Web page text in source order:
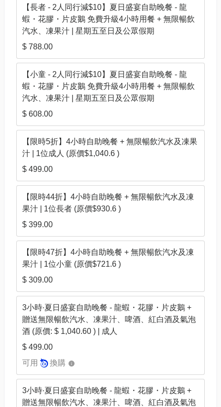
【長者 - 2人同行減$10】夏日盛宴自助晚餐 - 龍
蝦・花膠・片皮鵝 免費升級4小時用餐 + 無限暢飲
汽水、凍果汁 | 星期五至日及公眾假期
$ 788.00
【小童 - 2人同行減$10】夏日盛宴自助晚餐 - 龍
蝦・花膠・片皮鵝 免費升級4小時用餐 + 無限暢飲
汽水、凍果汁 | 星期五至日及公眾假期
$ 608.00
【限時5折】4小時自助晚餐 + 無限暢飲汽水及凍果
汁 | 1位成人 (原價$1,040.6 )
$ 499.00
【限時44折】4小時自助晚餐 + 無限暢飲汽水及凍
果汁 | 1位長者 (原價$930.6 )
$ 399.00
【限時47折】4小時自助晚餐 + 無限暢飲汽水及凍
果汁 | 1位小童 (原價$721.6 )
$ 309.00
3小時‧夏日盛宴自助晚餐 - 龍蝦・花膠・片皮鵝 +
贈送無限暢飲汽水、凍果汁、啤酒、紅白酒及氣泡
酒 (原價: $ 1,040.60 ) | 成人
$ 499.00
可用
換購
3小時‧夏日盛宴自助晚餐 - 龍蝦・花膠・片皮鵝 +
贈送無限暢飲汽水、凍果汁、啤酒、紅白酒及氣泡